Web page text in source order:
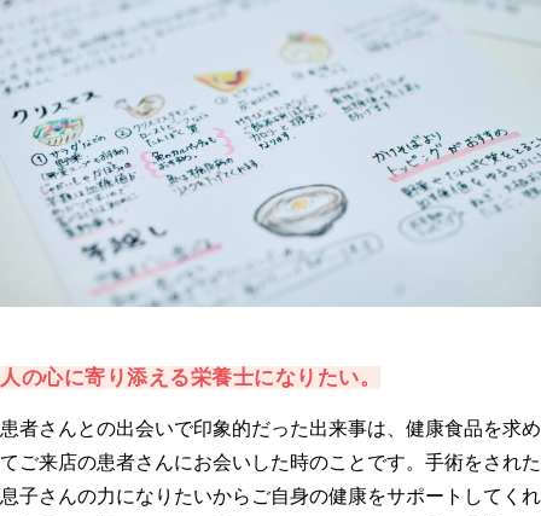
人の心に寄り添える栄養士になりたい。
患者さんとの出会いで印象的だった出来事は、健康食品を求め
てご来店の患者さんにお会いした時のことです。手術をされた
息子さんの力になりたいからご自身の健康をサポートしてくれ